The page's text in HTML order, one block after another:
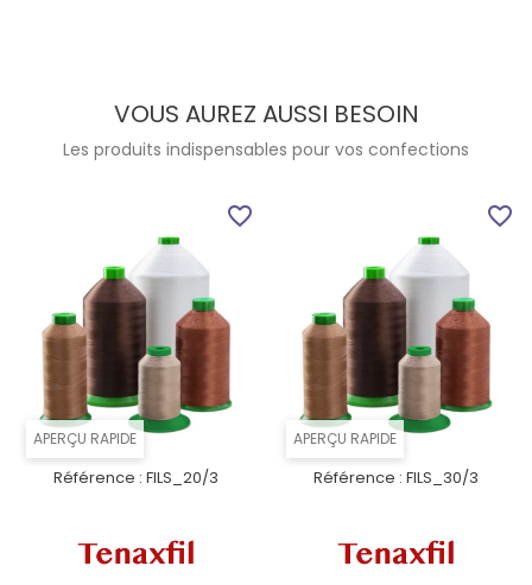
VOUS AUREZ AUSSI BESOIN
Les produits indispensables pour vos confections
APERÇU RAPIDE
Référence : FILS_20/3
favorite_border
APERÇU RAPIDE
Référence : FILS_30/3
favorite_border